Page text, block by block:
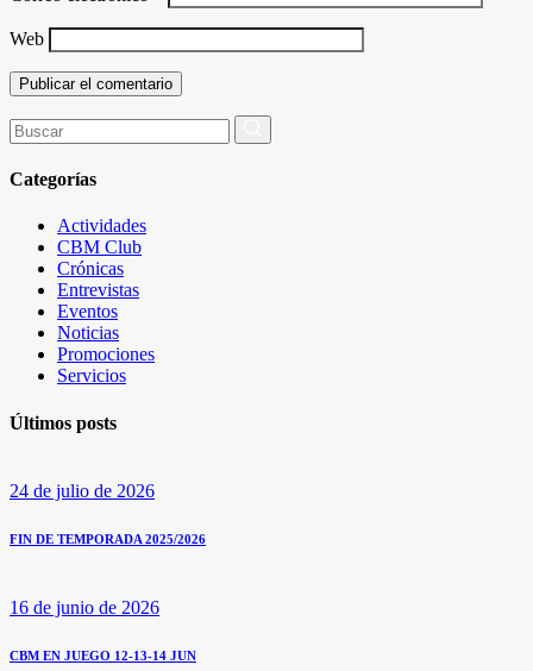
Web
Buscar
por:
Categorías
Actividades
CBM Club
Crónicas
Entrevistas
Eventos
Noticias
Promociones
Servicios
Últimos posts
24 de julio de 2026
FIN DE TEMPORADA 2025/2026
16 de junio de 2026
CBM EN JUEGO 12-13-14 JUN